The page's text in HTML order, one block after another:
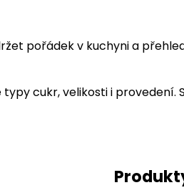
pořádek v kuchyni a
cukr, velikosti i